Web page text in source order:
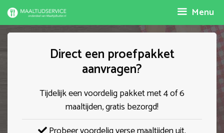
Spring
naar
inhoud
Menu
Direct een proefpakket
aanvragen?
Tijdelijk een voordelig pakket met 4 of 6
maaltijden, gratis bezorgd!